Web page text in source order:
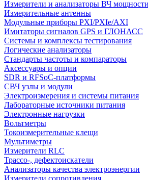
Измерители и анализаторы ВЧ мощности
Измерительные антенны
Модульные приборы PXI/PXIe/AXI
Имитаторы сигналов GPS и ГЛОНАСС
Системы и комплексы тестирования
Логические анализаторы
Стандарты частоты и компараторы
Аксессуары и опции
SDR и RFSoC‑платформы
СВЧ узлы и модули
Электроизмерения и системы питания
Лабораторные источники питания
Электронные нагрузки
Вольтметры
Токоизмерительные клещи
Мультиметры
Измерители RLC
Трассо-, дефектоискатели
Анализаторы качества электроэнергии
Измерители сопротивления